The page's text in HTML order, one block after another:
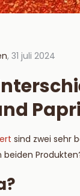
, 31 juli 2024
sind zwei sehr
beiden